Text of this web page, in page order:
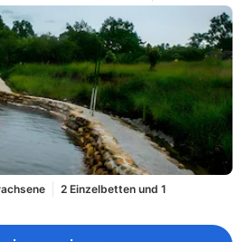
2 Einzelbetten und 1